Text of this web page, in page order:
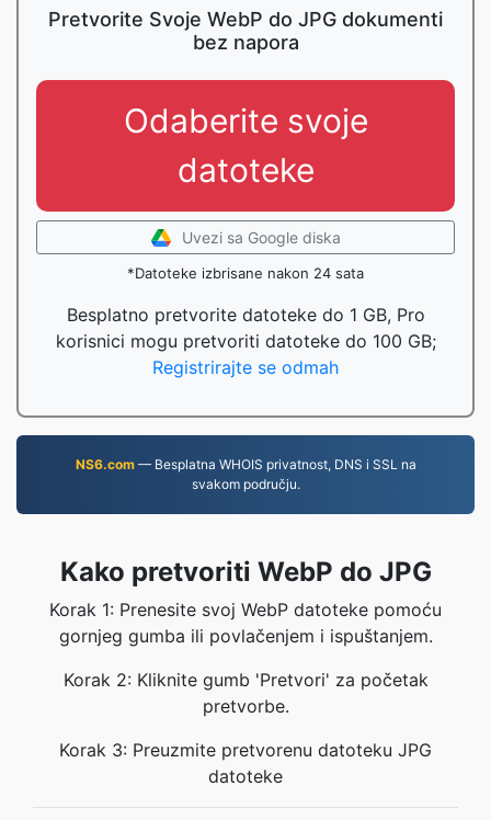
Pretvorite Svoje WebP do JPG dokumenti
bez napora
Odaberite svoje
datoteke
Uvezi sa Google diska
*Datoteke izbrisane nakon 24 sata
Besplatno pretvorite datoteke do 1 GB, Pro
korisnici mogu pretvoriti datoteke do 100 GB;
Registrirajte se odmah
NS6.com— Besplatna WHOIS privatnost, DNS i SSL na
svakom području.
Kako pretvoriti WebP do JPG
Korak 1: Prenesite svoj WebP datoteke pomoću
gornjeg gumba ili povlačenjem i ispuštanjem.
Korak 2: Kliknite gumb 'Pretvori' za početak
pretvorbe.
Korak 3: Preuzmite pretvorenu datoteku JPG
datoteke